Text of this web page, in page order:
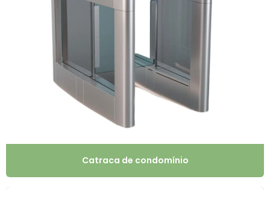
Catraca de condomínio